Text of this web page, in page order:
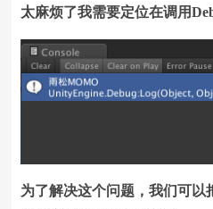
太麻烦了我需要定位在调用
为了解决这个问题，我们可以